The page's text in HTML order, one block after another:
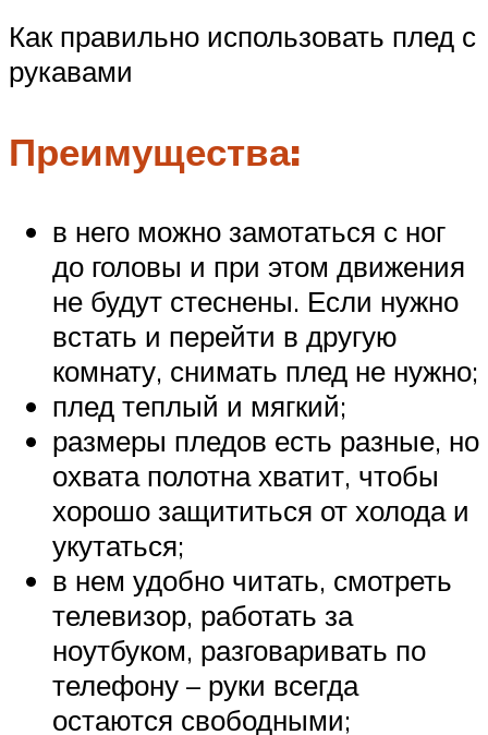
Как правильно использовать плед с
рукавами
Преимущества:
в него можно замотаться с ног
до головы и при этом движения
не будут стеснены. Если нужно
встать и перейти в другую
комнату, снимать плед не нужно;
плед теплый и мягкий;
размеры пледов есть разные, но
охвата полотна хватит, чтобы
хорошо защититься от холода и
укутаться;
в нем удобно читать, смотреть
телевизор, работать за
ноутбуком, разговаривать по
телефону – руки всегда
остаются свободными;